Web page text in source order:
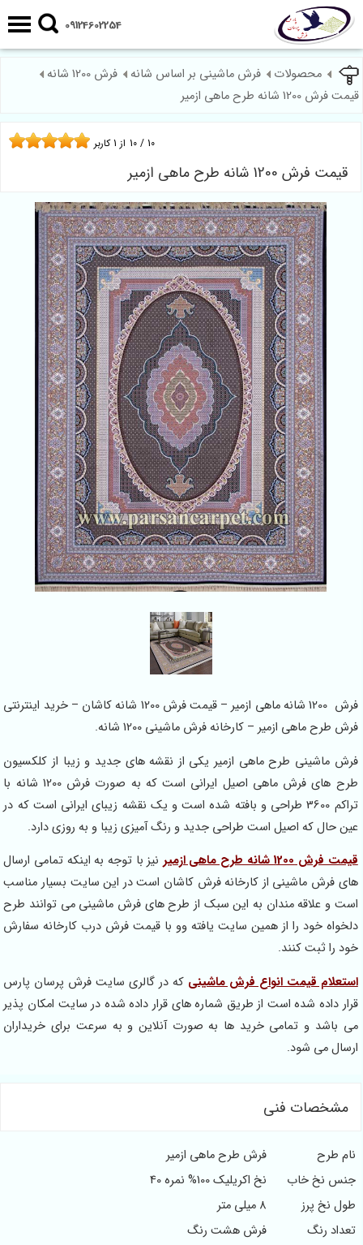
09124602254
محصولات فرش ماشینی بر اساس شانه
فرش 1200 شانه
قیمت فرش 1200 شانه طرح ماهی ازمیر
قیمت فرش 1200 شانه طرح ماهی ازمیر
10 / 10 از 1کاربر
فرش 1200 شانه ماهی ازمیر – قیمت فرش 1200 شانه کاشان – خرید اینترنتی
فرش طرح ماهی ازمیر – کارخانه فرش ماشینی 1200 شانه.
فرش ماشینی طرح ماهی ازمیر یکی از نقشه های جدید و زیبا از کلکسیون
طرح های فرش ماهی اصیل ایرانی است که به صورت فرش 1200 شانه با
تراکم 3600 طراحی و بافته شده است و یک نقشه زیبای ایرانی است که در
عین حال که اصیل است طراحی جدید و رنگ آمیزی زیبا و به روزی دارد.
قیمت فرش 1200 شانه طرح ماهی ازمیر
نیز با توجه به اینکه تمامی ارسال
های فرش ماشینی از کارخانه فرش کاشان است در این سایت بسیار مناسب
است و علاقه مندان به این سبک از طرح های فرش ماشینی می توانند طرح
دلخواه خود را از همین سایت یافته وو با قیمت فرش درب کارخانه سفارش
خود را ثبت کنند.
استعلام قیمت انواع فرش ماشینی که در گالری سایت فرش پرسان پارس
قرار داده شده است از طریق شماره های قرار داده شده در سایت امکان پذیر
می باشد و تمامی خرید ها به صورت آنلاین و به سرعت برای خریداران
ارسال می شود.
مشخصات فنی
نام طرح
فرش طرح ماهی ازمیر
جنس نخ خاب
نخ اکریلیک 100% نمره 40
طول نخ پرز
8 میلی متر
تعداد رنگ
فرش هشت رنگ